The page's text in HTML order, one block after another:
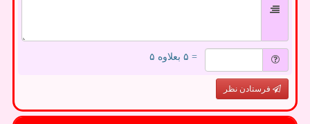
= ۵ بعلاوه ۵
فرستادن نظر